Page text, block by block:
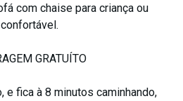
com chaise para criança ou
GRATUÍTO
e fica à 8 minutos caminhando,